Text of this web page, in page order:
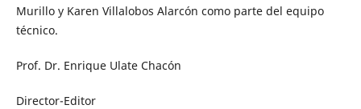
Murillo y Karen Villalobos Alarcón como parte del equipo
técnico.
Prof. Dr. Enrique Ulate Chacón
Director-Editor